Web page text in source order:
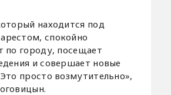
находится под
спокойно
по городу, посещает
и совершает новые
просто возмутительно»,